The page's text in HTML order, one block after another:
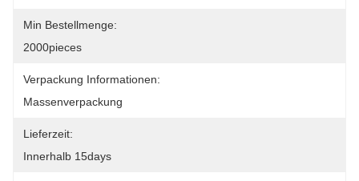
Min Bestellmenge:
2000pieces
Verpackung Informationen:
Massenverpackung
Lieferzeit:
Innerhalb 15days